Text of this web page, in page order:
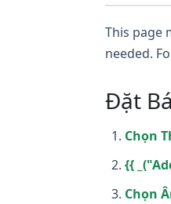
This page
needed.
Đặt
Chọn
{{
Chọn